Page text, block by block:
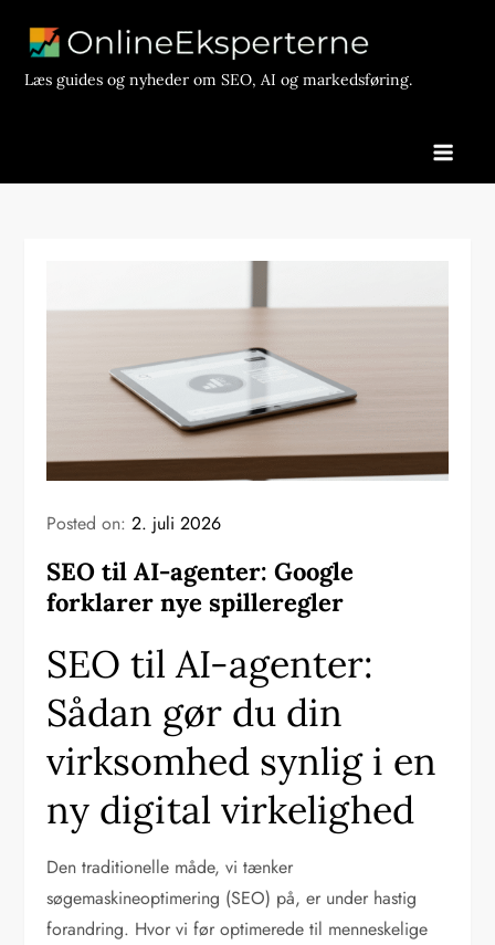
contentLæs guides og nyheder om SEO, AI og markedsføring.
Posted on:2. juli 2026
SEO til AI-agenter: Google
forklarer nye spilleregler
SEO til AI-agenter:
Sådan gør du din
virksomhed synlig i en
ny digital virkelighed
Den traditionelle måde, vi tænker
søgemaskineoptimering (SEO) på, er under hastig
forandring. Hvor vi før optimerede til menneskelige